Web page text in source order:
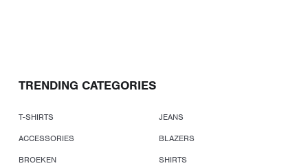
TRENDING CATEGORIES
T-SHIRTS
JEANS
ACCESSORIES
BLAZERS
BROEKEN
SHIRTS